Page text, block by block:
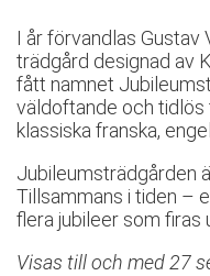
I år förvandlas Gustav
trädgård designad av
fått namnet
väldoftande och
klassiska franska,
Jubileumsträdgården
Tillsammans i tiden –
flera jubileer som firas
Visas till och med 27